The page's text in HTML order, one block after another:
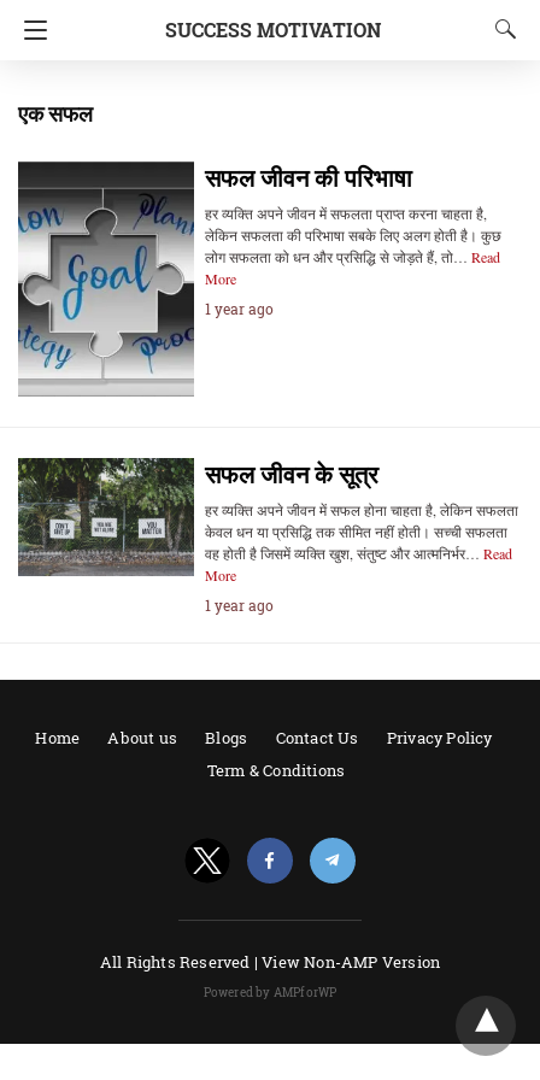
SUCCESS MOTIVATION
एक सफल
सफल जीवन की परिभाषा
हर व्यक्ति अपने जीवन में सफलता प्राप्त करना चाहता है,
लेकिन सफलता की परिभाषा सबके लिए अलग होती है। कुछ
लोग सफलता को धन और प्रसिद्धि से जोड़ते हैं, तो… Read
More
1 year ago
सफल जीवन के सूत्र
हर व्यक्ति अपने जीवन में सफल होना चाहता है, लेकिन सफलता
केवल धन या प्रसिद्धि तक सीमित नहीं होती। सच्ची सफलता
वह होती है जिसमें व्यक्ति खुश, संतुष्ट और आत्मनिर्भर… Read
More
1 year ago
Home About us Blogs Contact Us
Privacy Policy
Term & Conditions
All Rights Reserved |View Non-AMP Version
Powered by AMPforWP